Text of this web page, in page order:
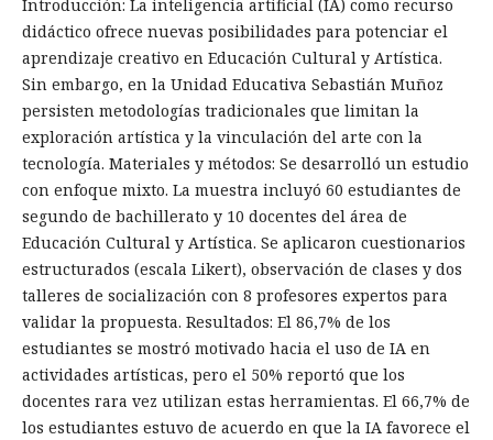
Introducción: La inteligencia artificial (IA) como recurso
didáctico ofrece nuevas posibilidades para potenciar el
aprendizaje creativo en Educación Cultural y Artística.
Sin embargo, en la Unidad Educativa Sebastián Muñoz
persisten metodologías tradicionales que limitan la
exploración artística y la vinculación del arte con la
tecnología. Materiales y métodos: Se desarrolló un estudio
con enfoque mixto. La muestra incluyó 60 estudiantes de
segundo de bachillerato y 10 docentes del área de
Educación Cultural y Artística. Se aplicaron cuestionarios
estructurados (escala Likert), observación de clases y dos
talleres de socialización con 8 profesores expertos para
validar la propuesta. Resultados: El 86,7% de los
estudiantes se mostró motivado hacia el uso de IA en
actividades artísticas, pero el 50% reportó que los
docentes rara vez utilizan estas herramientas. El 66,7% de
los estudiantes estuvo de acuerdo en que la IA favorece el